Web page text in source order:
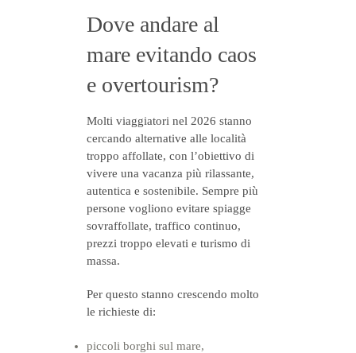
Dove andare al
mare evitando caos
e overtourism?
Molti viaggiatori nel 2026 stanno
cercando alternative alle località
troppo affollate, con l’obiettivo di
vivere una vacanza più rilassante,
autentica e sostenibile. Sempre più
persone vogliono evitare spiagge
sovraffollate, traffico continuo,
prezzi troppo elevati e turismo di
massa.
Per questo stanno crescendo molto
le richieste di:
piccoli borghi sul mare,